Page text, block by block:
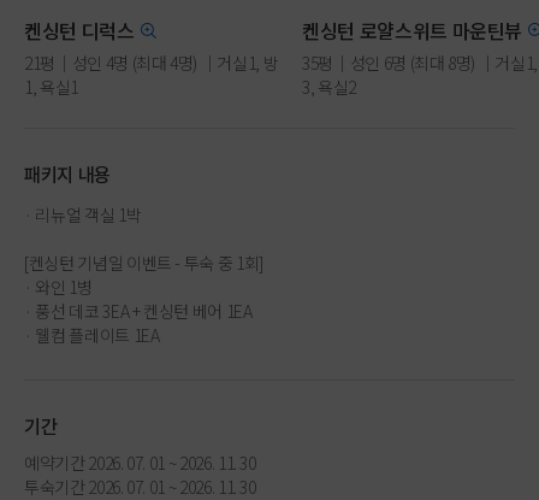
켄싱턴 디럭스
21평｜성인 4명 (최대 4명) ｜거실1, 방
1, 욕실1
켄싱턴 로얄스위트 마운틴뷰
35평｜성인 6명 (최대 8명) ｜거실
3, 욕실2
패키지 내용
· 리뉴얼 객실 1박
[켄싱턴 기념일 이벤트 - 투숙 중 1회]
· 와인 1병
· 풍선 데코 3EA + 켄싱턴 베어 1EA
· 웰컴 플레이트 1EA
기간
예약기간 2026. 07. 01 ~ 2026. 11. 30
투숙기간 2026. 07. 01 ~ 2026. 11. 30